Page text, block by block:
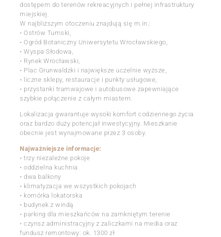
dostępem do terenów rekreacyjnych i pełnej infrastruktury
miejskiej.
W najbliższym otoczeniu znajdują się m.in.:
• Ostrów Tumski,
• Ogród Botaniczny Uniwersytetu Wrocławskiego,
• Wyspa Słodowa,
• Rynek Wrocławski,
• Plac Grunwaldzki i największe uczelnie wyższe,
• liczne sklepy, restauracje i punkty usługowe,
• przystanki tramwajowe i autobusowe zapewniające
szybkie połączenie z całym miastem.
Lokalizacja gwarantuje wysoki komfort codziennego życia
oraz bardzo duży potencjał inwestycyjny. Mieszkanie
obecnie jest wynajmowane przez 3 osoby.
Najważniejsze informacje:
• trzy niezależne pokoje
• oddzielna kuchnia
• dwa balkony
• klimatyzacja we wszystkich pokojach
• komórka lokatorska
• budynek z windą
• parking dla mieszkańców na zamkniętym terenie
• czynsz administracyjny z zaliczkami na media oraz
fundusz remontowy: ok. 1300 zł